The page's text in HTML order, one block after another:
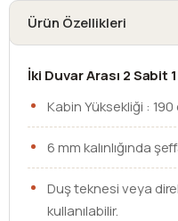
Ürün Özellikleri
İki Duvar Arası 2 Sabit
Kabin Yüksekliği : 190
6 mm kalınlığında
Duş teknesi veya
kullanılabilir.